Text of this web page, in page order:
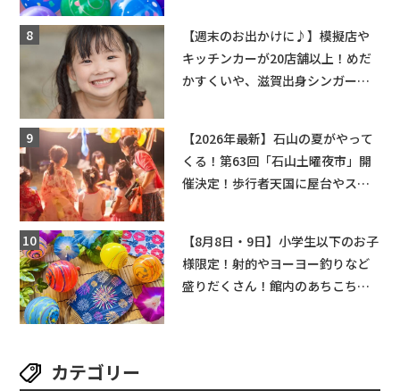
【週末のお出かけに♪】模擬店や
キッチンカーが20店舗以上！めだ
かすくいや、滋賀出身シンガーソ
【2026年最新】石山の夏がやって
くる！第63回「石山土曜夜市」開
催決定！歩行者天国に屋台やステ
【8月8日・9日】小学生以下のお子
様限定！射的やヨーヨー釣りなど
盛りだくさん！館内のあちこちに
カテゴリー